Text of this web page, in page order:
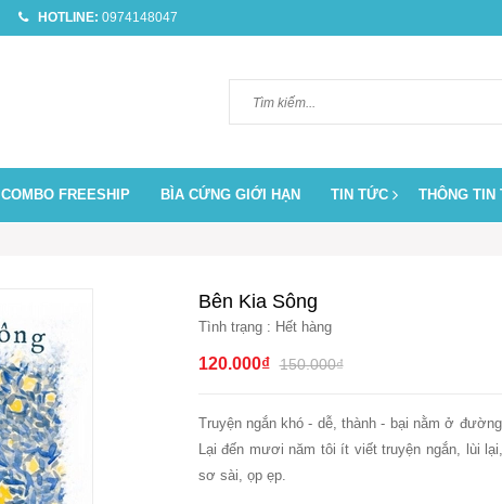
HOTLINE: 0974148047
COMBO FREESHIP BÌA CỨNG GIỚI HẠN TIN TỨC THÔNG TIN
Bên Kia Sông
Tình trạng : Hết hàng
120.000₫ 150.000₫
Truyện ngắn khó - dễ, thành - bại nằm ở
Lại đến mươi năm tôi ít viết truyện ngắn, lùi
sơ sài, ọp ẹp.